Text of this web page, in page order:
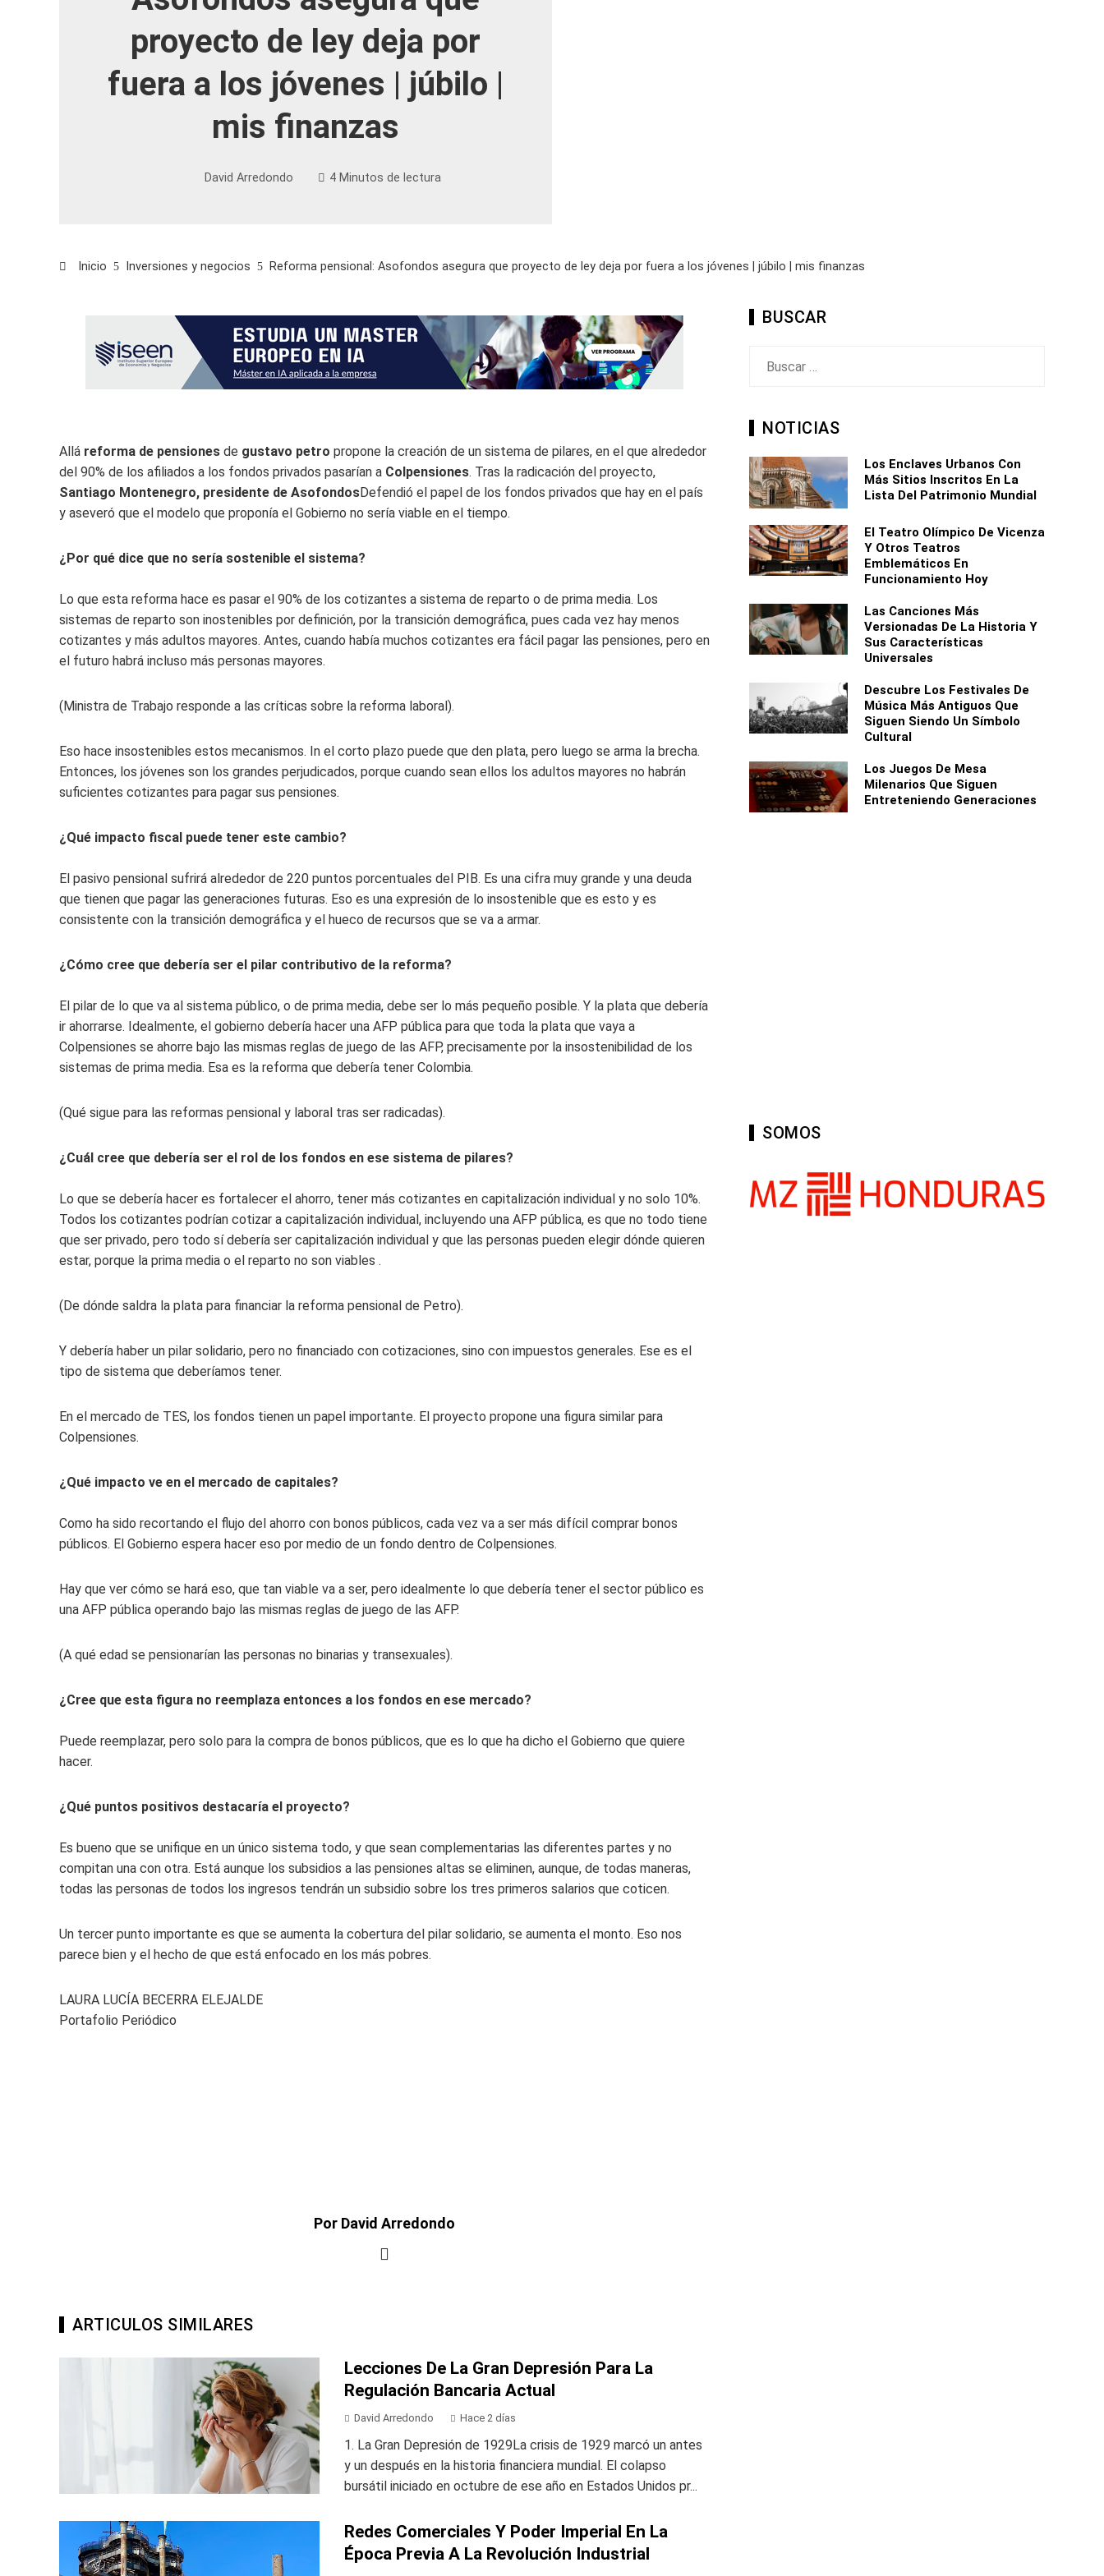
proyecto de ley deja por
fuera a los jóvenes | júbilo |
mis finanzas
David Arredondo 4 Minutos de lectura
Inicio Inversiones y negocios Reforma pensional: Asofondos asegura que proyecto de ley deja por fuera a los jóvenes | júbilo | mis finanzas
Allá reforma de pensiones de gustavo petro propone la creación de un sistema de pilares, en el que alrededor
del 90% de los afiliados a los fondos privados pasarían a Colpensiones. Tras la radicación del proyecto,
Santiago Montenegro, presidente de AsofondosDefendió el papel de los fondos privados que hay en el país
y aseveró que el modelo que proponía el Gobierno no sería viable en el tiempo.
¿Por qué dice que no sería sostenible el sistema?
Lo que esta reforma hace es pasar el 90% de los cotizantes a sistema de reparto o de prima media. Los
sistemas de reparto son inostenibles por definición, por la transición demográfica, pues cada vez hay menos
cotizantes y más adultos mayores. Antes, cuando había muchos cotizantes era fácil pagar las pensiones, pero en
el futuro habrá incluso más personas mayores.
(Ministra de Trabajo responde a las críticas sobre la reforma laboral).
Eso hace insostenibles estos mecanismos. In el corto plazo puede que den plata, pero luego se arma la brecha.
Entonces, los jóvenes son los grandes perjudicados, porque cuando sean ellos los adultos mayores no habrán
suficientes cotizantes para pagar sus pensiones.
¿Qué impacto fiscal puede tener este cambio?
El pasivo pensional sufrirá alrededor de 220 puntos porcentuales del PIB. Es una cifra muy grande y una deuda
que tienen que pagar las generaciones futuras. Eso es una expresión de lo insostenible que es esto y es
consistente con la transición demográfica y el hueco de recursos que se va a armar.
¿Cómo cree que debería ser el pilar contributivo de la reforma?
El pilar de lo que va al sistema público, o de prima media, debe ser lo más pequeño posible. Y la plata que debería
ir ahorrarse. Idealmente, el gobierno debería hacer una AFP pública para que toda la plata que vaya a
Colpensiones se ahorre bajo las mismas reglas de juego de las AFP, precisamente por la insostenibilidad de los
sistemas de prima media. Esa es la reforma que debería tener Colombia.
(Qué sigue para las reformas pensional y laboral tras ser radicadas).
¿Cuál cree que debería ser el rol de los fondos en ese sistema de pilares?
Lo que se debería hacer es fortalecer el ahorro, tener más cotizantes en capitalización individual y no solo 10%.
Todos los cotizantes podrían cotizar a capitalización individual, incluyendo una AFP pública, es que no todo tiene
que ser privado, pero todo sí debería ser capitalización individual y que las personas pueden elegir dónde quieren
estar, porque la prima media o el reparto no son viables .
(De dónde saldra la plata para financiar la reforma pensional de Petro).
Y debería haber un pilar solidario, pero no financiado con cotizaciones, sino con impuestos generales. Ese es el
tipo de sistema que deberíamos tener.
En el mercado de TES, los fondos tienen un papel importante. El proyecto propone una figura similar para
Colpensiones.
¿Qué impacto ve en el mercado de capitales?
Como ha sido recortando el flujo del ahorro con bonos públicos, cada vez va a ser más difícil comprar bonos
públicos. El Gobierno espera hacer eso por medio de un fondo dentro de Colpensiones.
Hay que ver cómo se hará eso, que tan viable va a ser, pero idealmente lo que debería tener el sector público es
una AFP pública operando bajo las mismas reglas de juego de las AFP.
(A qué edad se pensionarían las personas no binarias y transexuales).
¿Cree que esta figura no reemplaza entonces a los fondos en ese mercado?
Puede reemplazar, pero solo para la compra de bonos públicos, que es lo que ha dicho el Gobierno que quiere
hacer.
¿Qué puntos positivos destacaría el proyecto?
Es bueno que se unifique en un único sistema todo, y que sean complementarias las diferentes partes y no
compitan una con otra. Está aunque los subsidios a las pensiones altas se eliminen, aunque, de todas maneras,
todas las personas de todos los ingresos tendrán un subsidio sobre los tres primeros salarios que coticen.
Un tercer punto importante es que se aumenta la cobertura del pilar solidario, se aumenta el monto. Eso nos
parece bien y el hecho de que está enfocado en los más pobres.
LAURA LUCÍA BECERRA ELEJALDE
Portafolio Periódico
Por David Arredondo
ARTICULOS SIMILARES
Lecciones De La Gran Depresión Para La
Regulación Bancaria Actual
David Arredondo Hace 2 días
1. La Gran Depresión de 1929La crisis de 1929 marcó un antes
y un después en la historia financiera mundial. El colapso
bursátil iniciado en octubre de ese año en Estados Unidos pr...
Redes Comerciales Y Poder Imperial En La
Época Previa A La Revolución Industrial
BUSCAR
NOTICIAS
Los Enclaves Urbanos Con
Más Sitios Inscritos En La
Lista Del Patrimonio Mundial
El Teatro Olímpico De Vicenza
Y Otros Teatros
Emblemáticos En
Funcionamiento Hoy
Las Canciones Más
Versionadas De La Historia Y
Sus Características
Universales
Descubre Los Festivales De
Música Más Antiguos Que
Siguen Siendo Un Símbolo
Cultural
Los Juegos De Mesa
Milenarios Que Siguen
Entreteniendo Generaciones
SOMOS